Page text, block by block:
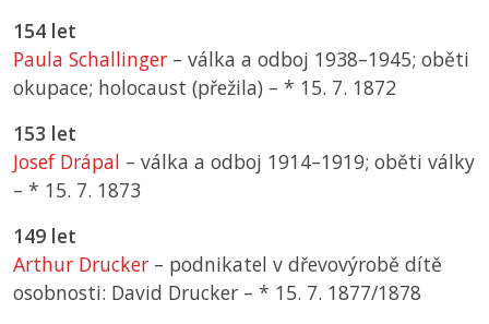
154 let
Paula Schallinger – válka a odboj 1938–1945; oběti
okupace; holocaust (přežila) – * 15. 7. 1872
153 let
Josef Drápal – válka a odboj 1914–1919; oběti války
– * 15. 7. 1873
149 let
Arthur Drucker – podnikatel v dřevovýrobě dítě
osobnosti: David Drucker – * 15. 7. 1877/1878